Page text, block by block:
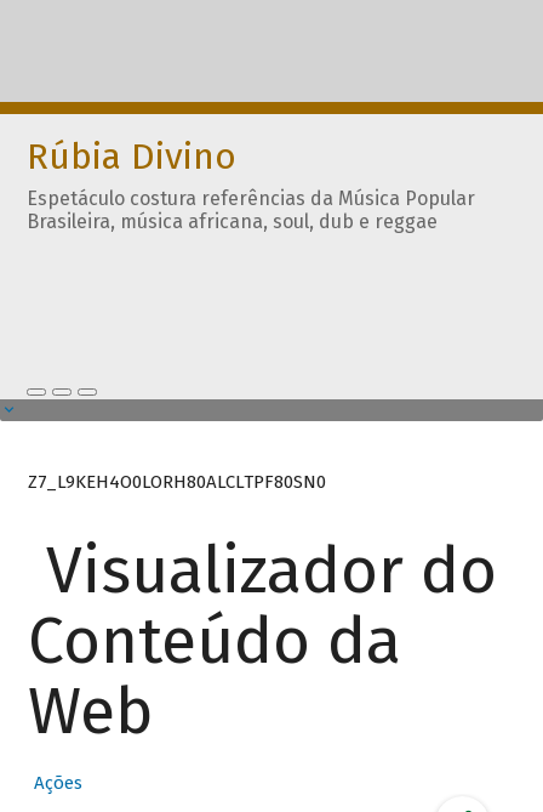
Rúbia Divino
Espetáculo costura referências da Música Popular
Brasileira, música africana, soul, dub e reggae
Z7_L9KEH4O0LORH80ALCLTPF80SN0
Visualizador do
Conteúdo da
Web
Ações